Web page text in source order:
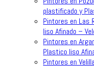
plastificado y
Pintores en Las
liso Afinado –
Pintores en
Plastico liso
Pintores en